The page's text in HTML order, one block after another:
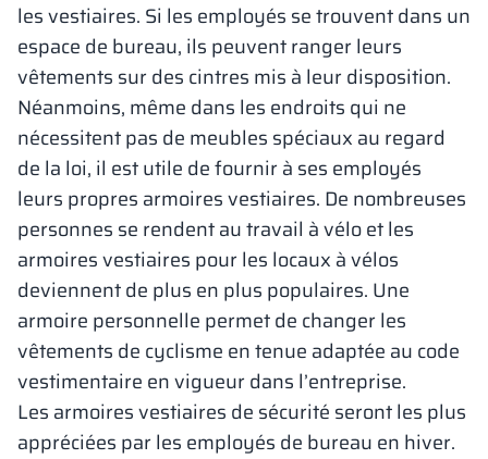
les vestiaires. Si les employés se trouvent dans un
espace de bureau, ils peuvent ranger leurs
vêtements sur des cintres mis à leur disposition.
Néanmoins, même dans les endroits qui ne
nécessitent pas de meubles spéciaux au regard
de la loi, il est utile de fournir à ses employés
leurs propres armoires vestiaires. De nombreuses
personnes se rendent au travail à vélo et les
armoires vestiaires pour les locaux à vélos
deviennent de plus en plus populaires. Une
armoire personnelle permet de changer les
vêtements de cyclisme en tenue adaptée au code
vestimentaire en vigueur dans l’entreprise.
Les armoires vestiaires de sécurité seront les plus
appréciées par les employés de bureau en hiver.